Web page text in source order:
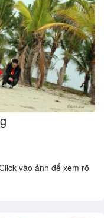
vào ảnh để xem rõ